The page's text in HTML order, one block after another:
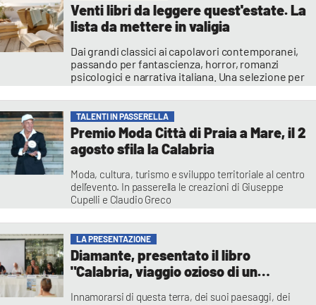
Venti libri da leggere quest'estate. La
lista da mettere in valigia
Dai grandi classici ai capolavori contemporanei,
passando per fantascienza, horror, romanzi
psicologici e narrativa italiana. Una selezione per
memoria molto tempo dopo aver voltato l'ultima
pagina
Alessia Principe
TALENTI IN PASSERELLA
Premio Moda Città di Praia a Mare, il 2
agosto sfila la Calabria
Moda, cultura, turismo e sviluppo territoriale al centro
dell’evento. In passerella le creazioni di Giuseppe
Cupelli e Claudio Greco
LA PRESENTAZIONE
Diamante, presentato il libro
"Calabria, viaggio ozioso di un
Innamorarsi di questa terra, dei suoi paesaggi, dei